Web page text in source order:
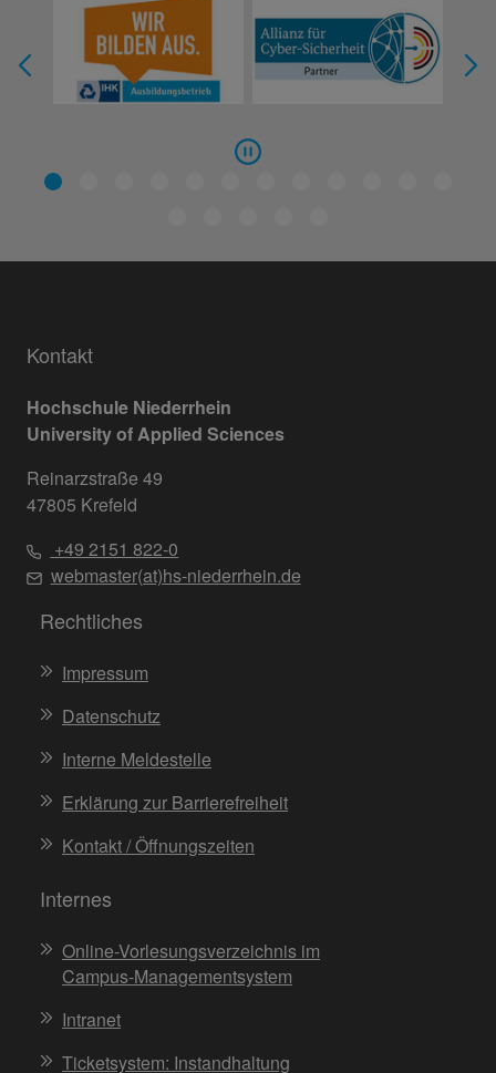
Kontakt
Hochschule Niederrhein
University of Applied Sciences
Reinarzstraße 49
47805 Krefeld
+49 2151 822-0
webmaster(at)hs-niederrhein.de
Rechtliches
Impressum
Datenschutz
Interne Meldestelle
Erklärung zur Barrierefreiheit
Kontakt / Öffnungszeiten
Internes
Online-Vorlesungsverzeichnis im
Campus-Managementsystem
Intranet
Ticketsystem: Instandhaltung